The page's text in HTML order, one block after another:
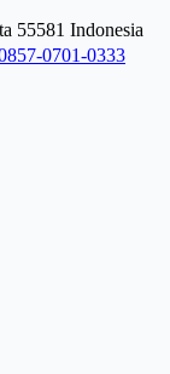
55581 Indonesia
0701-0333